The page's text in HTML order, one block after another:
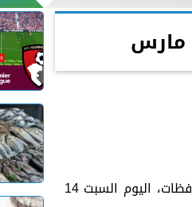
شهدت «أسعار الدواجن»، حالة من الاستقرار في الأسواق المحلية على مستوى المحافظات، اليوم السبت 14